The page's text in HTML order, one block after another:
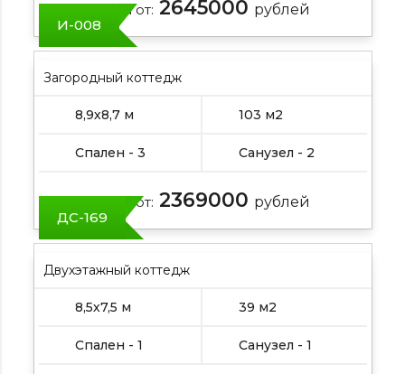
Цена от: 2645000 рублей
И-008
Загородный коттедж
8,9х8,7 м 103 м2
Спален - 3 Санузел - 2
Цена от: 2369000 рублей
ДС-169
Двухэтажный коттедж
8,5х7,5 м 39 м2
Спален - 1 Санузел - 1